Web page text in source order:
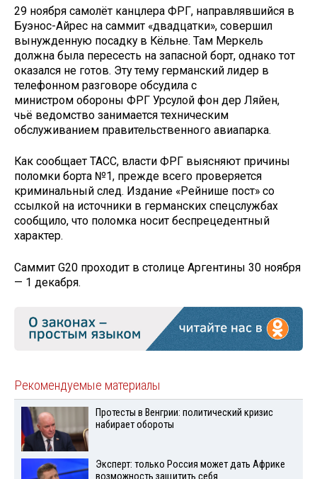
29 ноября самолёт канцлера ФРГ, направлявшийся в
Буэнос-Айрес на саммит «двадцатки», совершил
вынужденную посадку в Кёльне. Там Меркель
должна была пересесть на запасной борт, однако тот
оказался не готов. Эту тему германский лидер в
телефонном разговоре обсудила с
министром обороны ФРГ Урсулой фон дер Ляйен,
чьё ведомство занимается техническим
обслуживанием правительственного авиапарка.
Как сообщает ТАСС, власти ФРГ выясняют причины
поломки борта №1, прежде всего проверяется
криминальный след. Издание «Рейнише пост» со
ссылкой на источники в германских спецслужбах
сообщило, что поломка носит беспрецедентный
характер.
Саммит G20 проходит в столице Аргентины 30 ноября
— 1 декабря.
Рекомендуемые материалы
Протесты в Венгрии: политический кризис
набирает обороты
Эксперт: только Россия может дать Африке